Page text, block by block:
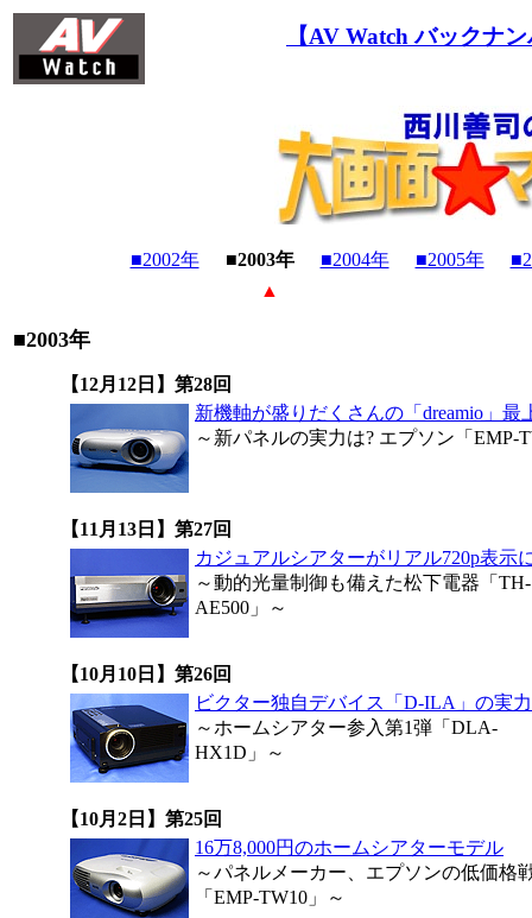
【AV Watch バックナ
■2002年 ■2003年 ■2004年 ■2005年
▲
■2003年
【12月12日】第28回
新機軸が盛りだくさんの「dreamio」最
～新パネルの実力は? エプソン「EMP-
【11月13日】第27回
カジュアルシアターがリアル720p表示
～動的光量制御も備えた松下電器「TH-
AE500」～
【10月10日】第26回
ビクター独自デバイス「D-ILA」の実
～ホームシアター参入第1弾「DLA-
HX1D」～
【10月2日】第25回
16万8,000円のホームシアターモデル
～パネルメーカー、エプソンの低価格
「EMP-TW10」～